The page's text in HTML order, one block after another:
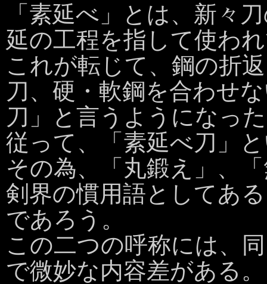
「素延べ」とは、新々
延の工程を指して使わ
これが転じて、鋼の折
刀、硬・軟鋼を合わせ
刀」と言うようになっ
従って、「素延べ刀」
その為、「丸鍛え」、
剣界の慣用語としてあ
であろう。
この二つの呼称には、
で微妙な内容差がある。